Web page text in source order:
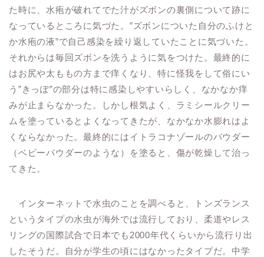
た時に、水疱が破れてでた汁がズボンの裏側について跡に
なっているところに気づた。”ズボンについた自分のふけと
か水疱の液”で自己感染を繰り返していたことに気づいた。
それからは毎回ズボンを洗うように気をつけた。最終的に
はお尻や太ももの方まで痒くなり、特に怪我をして俗にい
う”きっぽ”の部分は特に感染しやすいらしく、なかなか痒
みが止まらなかった。しかし根気よく、ラミシールクリー
ムを塗っているとよくなってきたが、なかなか水膨れはよ
くならなかった。最終的にはイトラコナゾールのパウダー
（ベビーパウダーのような）を塗ると、傷が乾燥して治っ
てきた。
インターネットで水虫のことを調べると、トンズランス
というタイプの水虫が海外では流行しており、柔道やレス
リングの国際試合で日本でも2000年代くらいから流行り出
したそうだ。自分が学生の頃にはなかったタイプだ。中学